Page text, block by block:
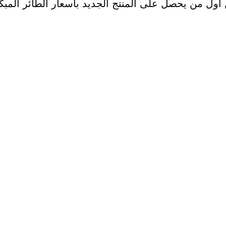
من يحصل على المنتج الجديد بأسعار الطائر